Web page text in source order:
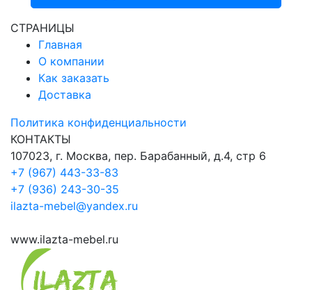
СТРАНИЦЫ
Главная
О компании
Как заказать
Доставка
Политика конфиденциальности
КОНТАКТЫ
107023, г. Москва, пер. Барабанный, д.4, стр 6
+7 (967) 443-33-83
+7 (936) 243-30-35
ilazta-mebel@yandex.ru
www.ilazta-mebel.ru